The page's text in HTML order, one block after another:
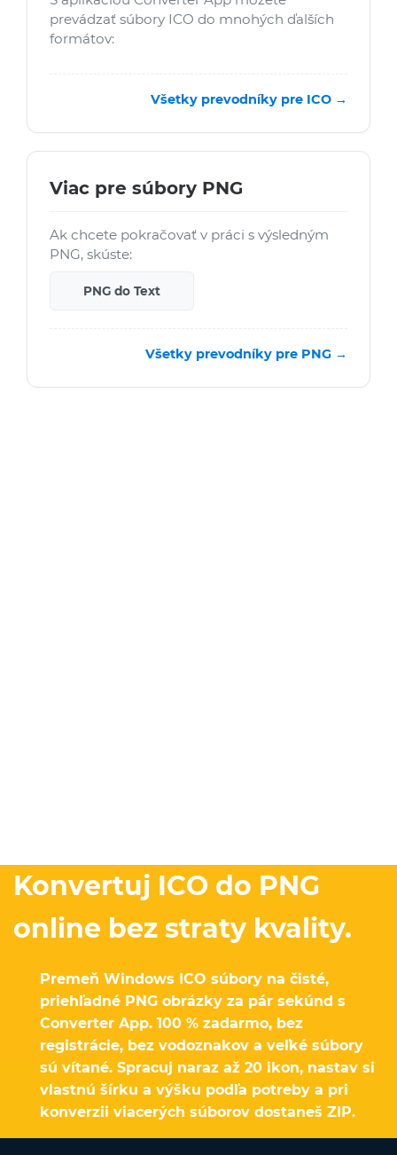
prevádzať súbory ICO do mnohých ďalších
formátov:
Všetky prevodníky pre ICO →
Viac pre súbory PNG
Ak chcete pokračovať v práci s výsledným
PNG, skúste:
PNG do Text
Všetky prevodníky pre PNG →
Konvertuj ICO do PNG
online bez straty kvality.
Premeň Windows ICO súbory na čisté,
priehľadné PNG obrázky za pár sekúnd s
Converter App. 100 % zadarmo, bez
registrácie, bez vodoznakov a veľké súbory
sú vítané. Spracuj naraz až 20 ikon, nastav si
vlastnú šírku a výšku podľa potreby a pri
konverzii viacerých súborov dostaneš ZIP.